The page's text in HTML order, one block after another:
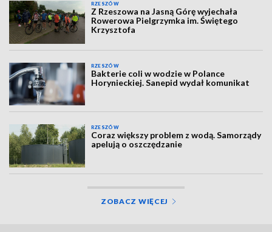
RZESZÓW
Z Rzeszowa na Jasną Górę wyjechała
Rowerowa Pielgrzymka im. Świętego
Krzysztofa
RZESZÓW
Bakterie coli w wodzie w Polance
Horynieckiej. Sanepid wydał komunikat
RZESZÓW
Coraz większy problem z wodą. Samorządy
apelują o oszczędzanie
ZOBACZ WIĘCEJ